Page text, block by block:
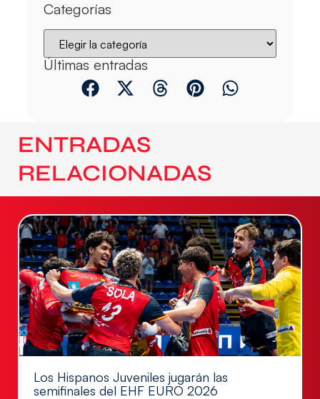
Categorías
Últimas entradas
ENTRADAS
RELACIONADAS
Los Hispanos Juveniles jugarán las
semifinales del EHF EURO 2026